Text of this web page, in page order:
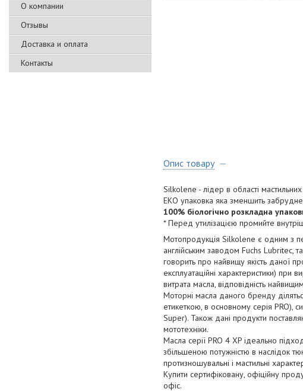
О компании
Отзывы
Доставка и оплата
Контакты
Опис товару
Silkolene - лідер в області
ЕКО упаковка яка зменшить
100% біологічно розкладна
* Перед утилізацією промийте
Мотопродукція Silkolene є одним з
англійським заводом Fuchs Lubritec,
говорить про найвищу якість даної
експлуатаційні характеристики) при
витрата масла, відповідність
Моторні масла даного бренду
етикеткою, в основному серія PRO),
Super). Також дані продукти
мототехніки.
Масла серії PRO 4 XP ідеально
збільшеною потужністю в наслідок
протизношувальні і мастильні
Купити сертифіковану, офіційну
офіс.